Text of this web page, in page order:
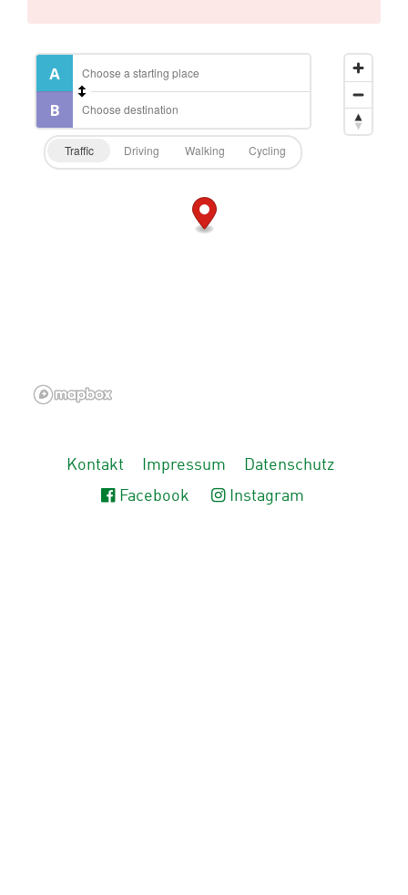
Traffic Driving Walking Cycling
Kontakt Impressum
Datenschutz
Facebook
Instagram